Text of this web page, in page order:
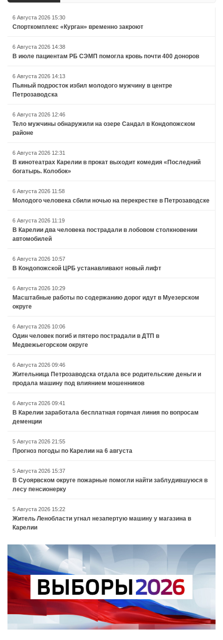
6 Августа 2026 15:30
Спорткомплекс «Курган» временно закроют
6 Августа 2026 14:38
В июле пациентам РБ СЭМП помогла кровь почти 400 доноров
6 Августа 2026 14:13
Пьяный подросток избил молодого мужчину в центре
Петрозаводска
6 Августа 2026 12:46
Тело мужчины обнаружили на озере Сандал в Кондопожском
районе
6 Августа 2026 12:31
В кинотеатрах Карелии в прокат выходит комедия «Последний
богатырь. Колобок»
6 Августа 2026 11:58
Молодого человека сбили ночью на перекрестке в Петрозаводске
6 Августа 2026 11:19
В Карелии два человека пострадали в лобовом столкновении
автомобилей
6 Августа 2026 10:57
В Кондопожской ЦРБ устанавливают новый лифт
6 Августа 2026 10:29
Масштабные работы по содержанию дорог идут в Муезерском
округе
6 Августа 2026 10:06
Один человек погиб и пятеро пострадали в ДТП в
Медвежьегорском округе
6 Августа 2026 09:46
Жительница Петрозаводска отдала все родительские деньги и
продала машину под влиянием мошенников
6 Августа 2026 09:41
В Карелии заработала бесплатная горячая линия по вопросам
деменции
5 Августа 2026 21:55
Прогноз погоды по Карелии на 6 августа
5 Августа 2026 15:37
В Суоярвском округе пожарные помогли найти заблудившуюся в
лесу пенсионерку
5 Августа 2026 15:22
Житель Ленобласти угнал незапертую машину у магазина в
Карелии